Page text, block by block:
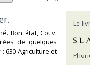
Bon état, Couv.
de quelques
630-Agriculture et
Le-